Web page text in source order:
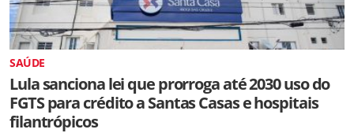
SAÚDE
Lula sanciona lei que prorroga até 2030 uso do
FGTS para crédito a Santas Casas e hospitais
filantrópicos